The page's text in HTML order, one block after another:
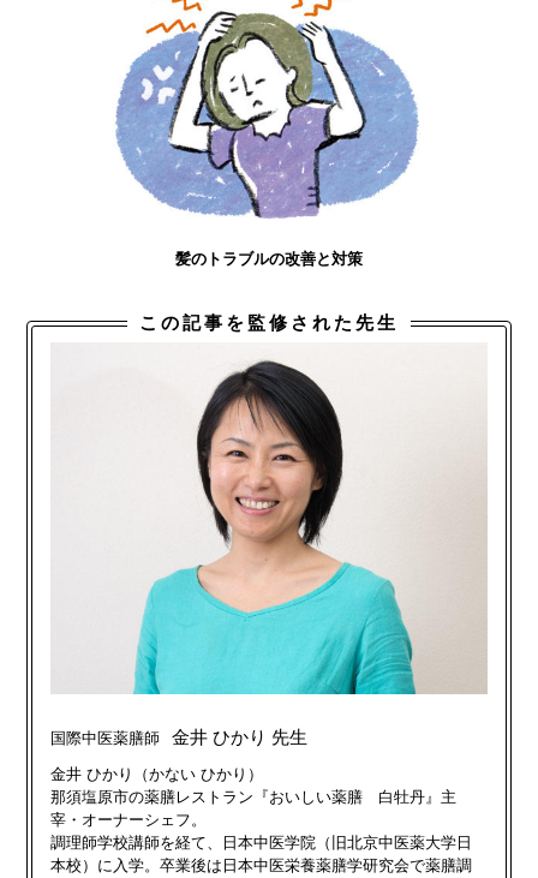
髪のトラブルの改善と対策
この記事を監修された先生
国際中医薬膳師 金井 ひかり 先生
金井 ひかり（かない ひかり）
那須塩原市の薬膳レストラン『おいしい薬膳 白牡丹』主
宰・オーナーシェフ。
調理師学校講師を経て、日本中医学院（旧北京中医薬大学日
本校）に入学。卒業後は日本中医栄養薬膳学研究会で薬膳調